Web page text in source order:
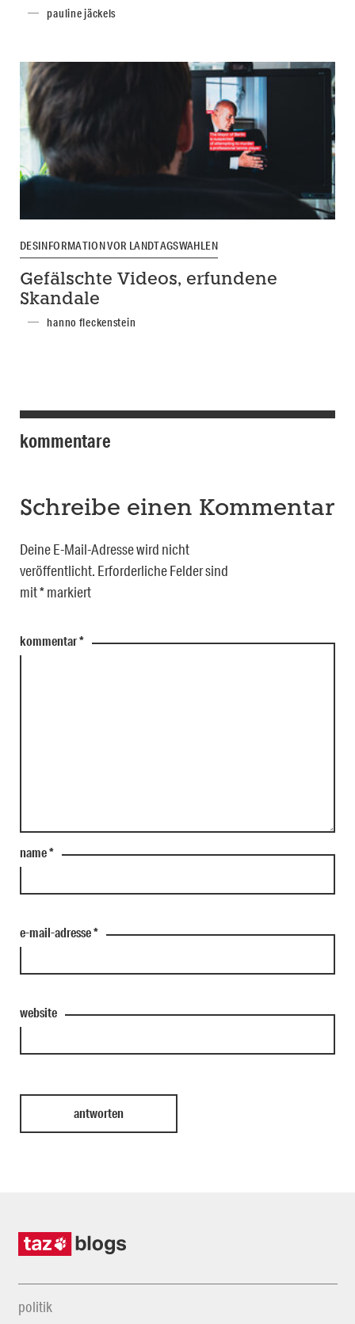
pauline jäckels
DESINFORMATION VOR LANDTAGSWAHLEN
Gefälschte Videos, erfundene
Skandale
hanno fleckenstein
kommentare
Schreibe einen Kommentar
Deine E-Mail-Adresse wird nicht
veröffentlicht. Erforderliche Felder sind
mit*markiert
kommentar*
name*
e-mail-adresse*
website
politik